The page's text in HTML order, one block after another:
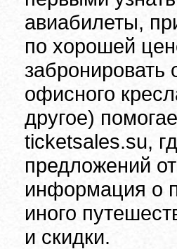
авиабилеты,
по хорошей
забронировать
офисного
другое)
ticketsales.su,
предложений
информация о
иного
и скидки.